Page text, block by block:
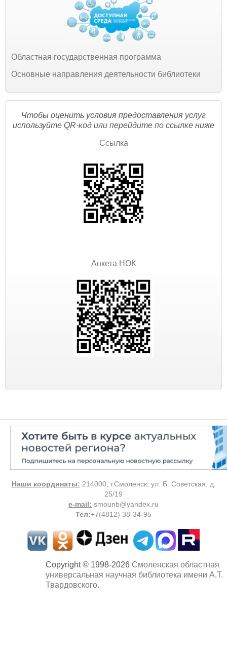
Областная государственная программа
Основные направления деятельности библиотеки
Чтобы оценить условия предоставления услуг
используйте QR-код или перейдите по ссылке ниже
Ссылка
Анкета НОК
Наши координаты: 214000, г.Смоленск, ул. Б. Советская, д.
25/19
e-mail: smounb@yandex.ru
Тел:+7(4812) 38-34-95
Copyright © 1998-2026 Смоленская областная
универсальная научная библиотека имени А.Т.
Твардовского.